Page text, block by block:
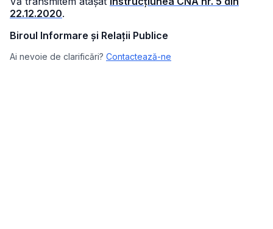
22.12.2020.
Biroul Informare și Relații Publice
Ai nevoie de clarificări? Contactează-ne